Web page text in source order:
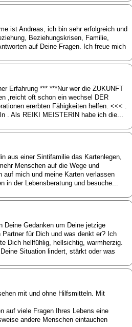
ist Andreas, ich bin sehr erfolgreich und
Beziehungskrisen, Familie,
auf Deine Fragen. Ich freue mich
Erfahrung *** ***Nur wer die ZUKUNFT
,reicht oft schon ein wechsel DER
ererbten Fähigkeiten helfen. <<< .
. Als REIKI MEISTERIN habe ich die...
aus einer Sintifamilie das Kartenlegen,
Menschen auf die Wege und
auf mich und meine Karten verlassen
in der Lebensberatung und besuche...
Deine Gedanken um Deine jetzige
für Dich und was denkt er? Ich
Dich hellfühlig, hellsichtig, warmherzig.
Situation lindert, stärkt oder was
mit und ohne Hilfsmitteln. Mit
auf viele Fragen Ihres Lebens eine
andere Menschen eintauchen